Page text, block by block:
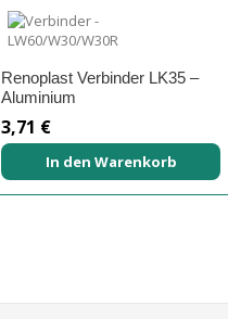
Renoplast Verbinder LK35 –
Aluminium
3,71 €
In den Warenkorb